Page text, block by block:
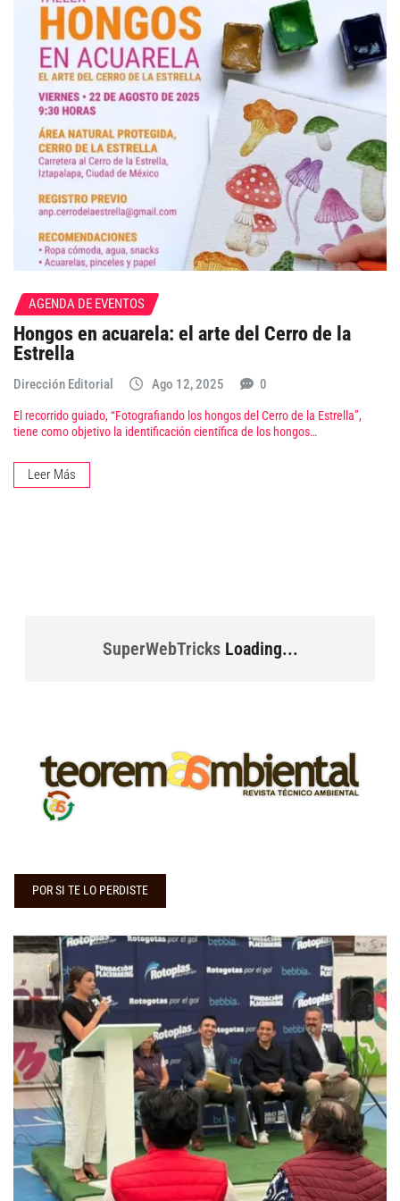
AGENDA DE EVENTOS
Hongos en acuarela: el arte del Cerro de la
Estrella
Dirección Editorial Ago 12, 2025 0
El recorrido guiado, “Fotografiando los hongos del Cerro de la Estrella”,
tiene como objetivo la identificación científica de los hongos…
Leer Más
SuperWebTricksLoading...
POR SI TE LO PERDISTE